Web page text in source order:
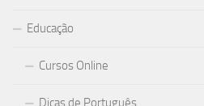
Educação
Cursos Online
Dicas de Português